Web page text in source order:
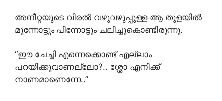
അനീറ്റയുടെ വിരൽ വഴുവഴുപ്പുള്ള ആ തുളയിൽ
മുന്നോട്ടും പിന്നോട്ടും ചലിച്ചുകൊണ്ടിരുന്നു.
“ഈ ചേച്ചി എന്നെക്കൊണ്ട് എല്ലാം
പറയിക്കുവാണല്ലോ?.. ശ്ശോ എനിക്ക്
നാണമാണെന്നേ..”